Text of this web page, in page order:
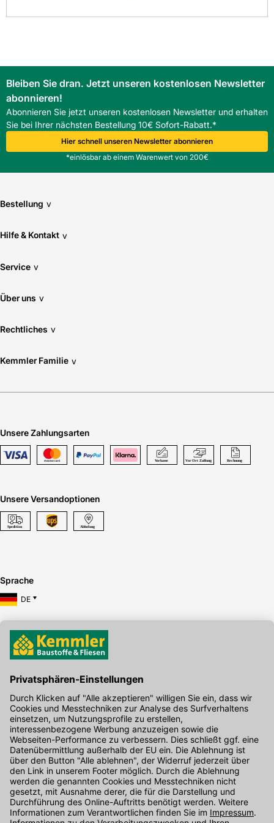
Stärke: 8
Verwendung Boden: Nein
Verwendung Wand: Ja
Fliesen-Kemmler Horb
Fliesen-Kemmler Tübingen
Überzeugen Sie sich von unseren Qualitätsfliesen direkt vor
Ort. Finden Sie hier Ihre nächste Kemmler
Fliesenausstellung.
> Zu unseren Niederlassungen
Bleiben Sie dran. Jetzt unseren kostenlosen Newsletter
abonnieren!
Abonnieren Sie jetzt unseren kostenlosen Newsletter und erhalten
Sie bei Ihrer nächsten Bestellung 10€ Sofort-Rabatt.*
Hier schnell unseren Newsletter abonnieren
*einlösbar ab einem Warenwert von 200€
Bestellung v
Hilfe & Kontakt v
Service v
Über uns v
Rechtliches v
Kemmler Familie v
Unsere Zahlungsarten
Unsere Versandoptionen
Sprache
DE
Hier gibt's die kostenlose App
Kontakt
Unser Onlineshop Team ist montags bis freitags von 08:00 - 17:00
Uhr unter der Telefonnummer07071 / 151-151 für Sie erreichbar.
Alternativ können Sie unser Kontaktformular nutzen.
Den Kontakt direkt in unsere Niederlassungen finden Sie hier.